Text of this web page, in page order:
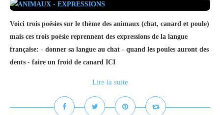
Voici trois poésies sur le thème des animaux (chat, canard et poule)
mais ces trois poésie reprennent des expressions de la langue
française: - donner sa langue au chat - quand les poules auront des
dents - faire un froid de canard ICI
Lire la suite